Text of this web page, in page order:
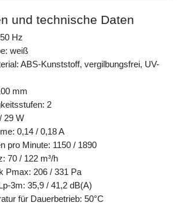
und technische Daten
Hz
weiß
ABS-Kunststoff, vergilbungsfrei, UV-
mm
2
29 W
0,14 / 0,18 A
pro Minute: 1150 / 1890
70 / 122 m³/h
Pmax: 206 / 331 Pa
3m: 35,9 / 41,2 dB(A)
für Dauerbetrieb: 50°C